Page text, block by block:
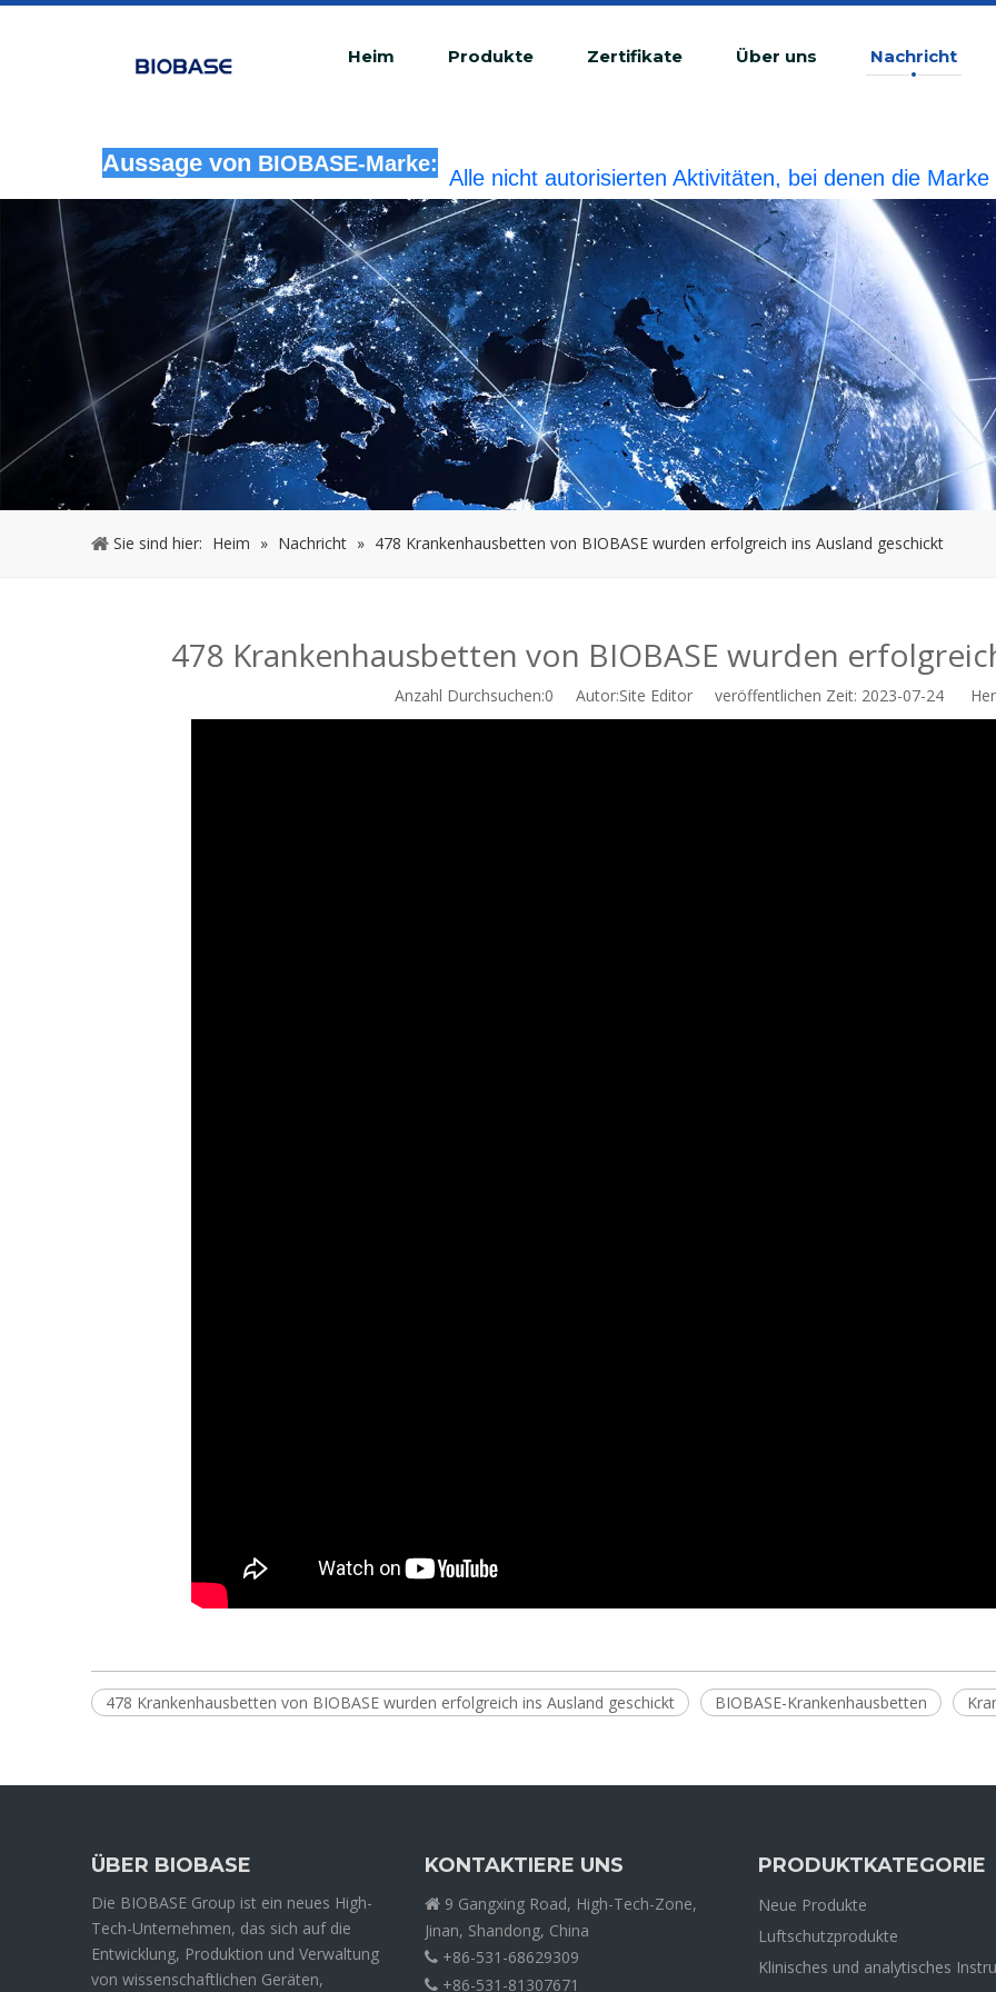
Heim Produkte Zertifikate Über uns Nachricht
Aussage von BIOBASE-Marke:
Alle nicht autorisierten Aktivitäten, bei denen die
rechtswidrige Verletzung betrachtet.BIOBASE wird die
Sie sind hier: Heim » Nachricht » 478 Krankenhausbetten von BIOBASE wurden erfolgreich ins Ausland geschickt
478 Krankenhausbetten von BIOBASE wurden
Anzahl Durchsuchen:0 Autor:Site Editor veröffentlichen Zeit: 2023-07-24
478 Krankenhausbetten von BIOBASE wurden erfolgreich ins Ausland geschickt BIOBASE-Krankenhausbetten
ÜBER BIOBASE
Die BIOBASE Group ist ein neues High-
Tech-Unternehmen, das sich auf die
Entwicklung, Produktion und Verwaltung
von wissenschaftlichen Geräten,
KONTAKTIERE UNS
 9 Gangxing Road, High-Tech-Zone,
Jinan, Shandong, China
 +86-531-68629309
 +86-531-81307671
PRODUKTKATEGORIE
Neue Produkte
Luftschutzprodukte
Klinisches und analytisches